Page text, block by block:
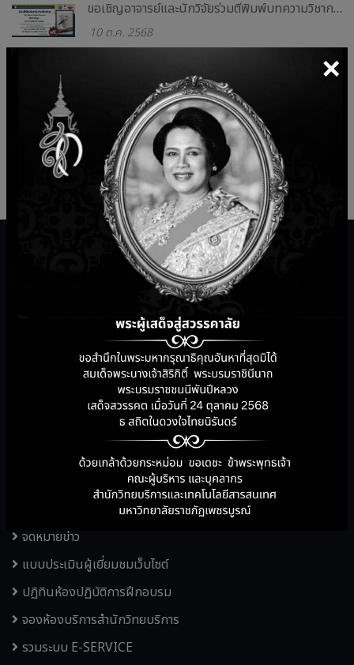
×
ขอเชิญอาจารย์และนักวิจัยร่วมตีพิมพ์บทความวิชาการในรูปแบบ Open Acess กับฐานข้อมูล ACS Read & Publish
10 ต.ค. 2568
แนวปฏิบัติการใช้ปัญญาประดิษฐ์อย่างมั่นคงปลอดภัย (AI Security Guidelines)
15 ส.ค. 2568
เครื่องมือการสอนออนไลน์
ระบบแนะนำหนังสือใหม่
เว็บไซต์ห้องสมุด
บริการคู่มือสำนักวิทยบริการ
ฐานข้อมูลออนไลน์ และหนังสืออิเล็กทรอนิกส์
แผนผังอาคารสำนักวิทยบริการฯ
KM สำนักวิทยบริการฯ
จดหมายข่าว
แบบประเมินผู้เยี่ยมชมเว็บไซต์
ปฏิทินห้องปฏิบัติการฝึกอบรม
จองห้องบริการสำนักวิทยบริการ
รวมระบบ E-SERVICE